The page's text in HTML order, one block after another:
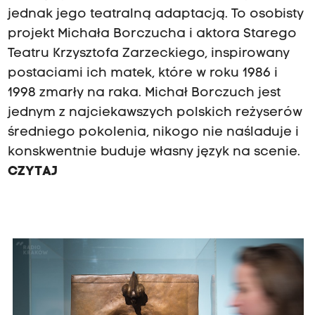
jednak jego teatralną adaptacją. To osobisty
projekt Michała Borczucha i aktora Starego
Teatru Krzysztofa Zarzeckiego, inspirowany
postaciami ich matek, które w roku 1986 i
1998 zmarły na raka. Michał Borczuch jest
jednym z najciekawszych polskich reżyserów
średniego pokolenia, nikogo nie naśladuje i
konskwentnie buduje własny język na scenie.
CZYTAJ